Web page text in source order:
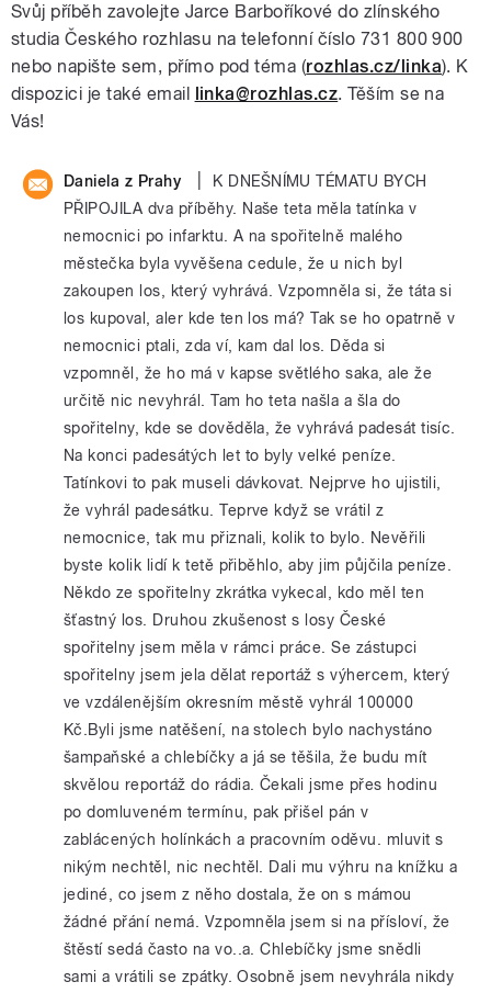
Svůj příběh zavolejte Jarce Barboříkové do zlínského
studia Českého rozhlasu na telefonní číslo 731 800 900
nebo napište sem, přímo pod téma (rozhlas.cz/linka). K
dispozici je také email linka@rozhlas.cz. Těším se na
Vás!
Daniela z Prahy
K DNEŠNÍMU TÉMATU BYCH
PŘIPOJILA dva příběhy. Naše teta měla tatínka v
nemocnici po infarktu. A na spořitelně malého
městečka byla vyvěšena cedule, že u nich byl
zakoupen los, který vyhrává. Vzpomněla si, že táta si
los kupoval, aler kde ten los má? Tak se ho opatrně v
nemocnici ptali, zda ví, kam dal los. Děda si
vzpomněl, že ho má v kapse světlého saka, ale že
určitě nic nevyhrál. Tam ho teta našla a šla do
spořitelny, kde se dověděla, že vyhrává padesát tisíc.
Na konci padesátých let to byly velké peníze.
Tatínkovi to pak museli dávkovat. Nejprve ho ujistili,
že vyhrál padesátku. Teprve když se vrátil z
nemocnice, tak mu přiznali, kolik to bylo. Nevěřili
byste kolik lidí k tetě přiběhlo, aby jim půjčila peníze.
Někdo ze spořitelny zkrátka vykecal, kdo měl ten
šťastný los. Druhou zkušenost s losy České
spořitelny jsem měla v rámci práce. Se zástupci
spořitelny jsem jela dělat reportáž s výhercem, který
ve vzdálenějším okresním městě vyhrál 100000
Kč.Byli jsme natěšení, na stolech bylo nachystáno
šampaňské a chlebíčky a já se těšila, že budu mít
skvělou reportáž do rádia. Čekali jsme přes hodinu
po domluveném termínu, pak přišel pán v
zablácených holínkách a pracovním oděvu. mluvit s
nikým nechtěl, nic nechtěl. Dali mu výhru na knížku a
jediné, co jsem z něho dostala, že on s mámou
žádné přání nemá. Vzpomněla jsem si na přísloví, že
štěstí sedá často na vo..a. Chlebíčky jsme snědli
sami a vrátili se zpátky. Osobně jsem nevyhrála nikdy